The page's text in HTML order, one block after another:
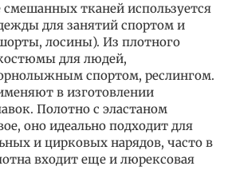
смешанных тканей используется
для занятий спортом и
лосины). Из плотного
для людей,
спортом, реслингом.
в изготовлении
Полотно с эластаном
оно идеально подходит для
и цирковых нарядов, часто в
входит еще и люрексовая